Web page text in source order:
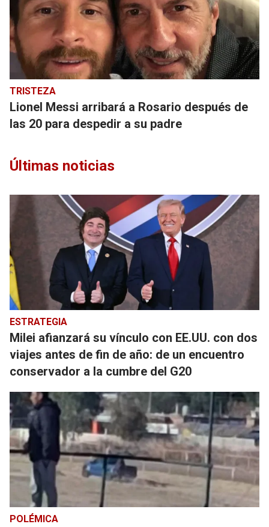
TRISTEZA
Lionel Messi arribará a Rosario después de
las 20 para despedir a su padre
Últimas noticias
ESTRATEGIA
Milei afianzará su vínculo con EE.UU. con dos
viajes antes de fin de año: de un encuentro
conservador a la cumbre del G20
POLÉMICA